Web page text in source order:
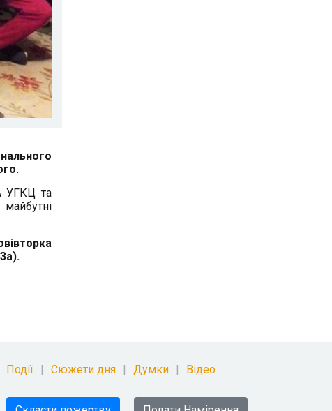
УГКЦ та
Події Сюжети дня Думки Відео